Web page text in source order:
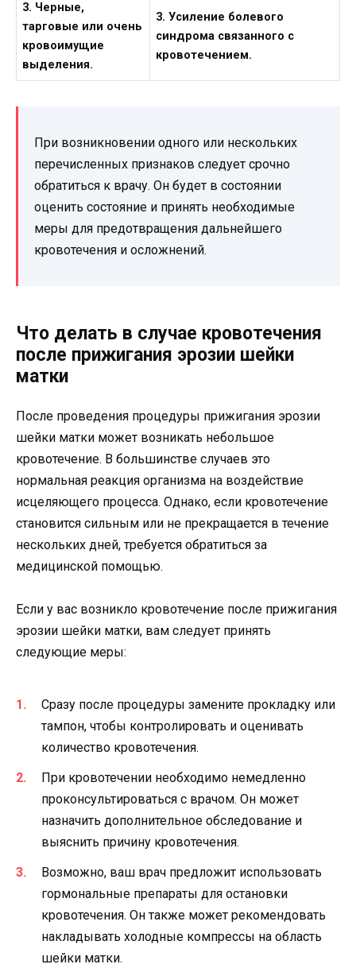
3. Черные,
тарговые или очень
кровоимущие
выделения.
3. Усиление болевого
синдрома связанного с
кровотечением.
При возникновении одного или нескольких
перечисленных признаков следует срочно
обратиться к врачу. Он будет в состоянии
оценить состояние и принять необходимые
меры для предотвращения дальнейшего
кровотечения и осложнений.
Что делать в случае кровотечения
после прижигания эрозии шейки
матки
После проведения процедуры прижигания эрозии
шейки матки может возникать небольшое
кровотечение. В большинстве случаев это
нормальная реакция организма на воздействие
исцеляющего процесса. Однако, если кровотечение
становится сильным или не прекращается в течение
нескольких дней, требуется обратиться за
медицинской помощью.
Если у вас возникло кровотечение после прижигания
эрозии шейки матки, вам следует принять
следующие меры:
Сразу после процедуры замените прокладку или
тампон, чтобы контролировать и оценивать
количество кровотечения.
При кровотечении необходимо немедленно
проконсультироваться с врачом. Он может
назначить дополнительное обследование и
выяснить причину кровотечения.
Возможно, ваш врач предложит использовать
гормональные препараты для остановки
кровотечения. Он также может рекомендовать
накладывать холодные компрессы на область
шейки матки.